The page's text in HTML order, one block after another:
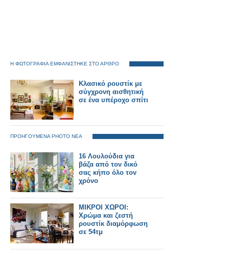
Η ΦΩΤΟΓΡΑΦΙΑ ΕΜΦΑΝΙΣΤΗΚΕ ΣΤΟ ΑΡΘΡΟ
Κλασικό ρουστίκ με
σύγχρονη αισθητική
σε ένα υπέροχο σπίτι
ΠΡΟΗΓΟΥΜΕΝΑ PHOTO ΝΕΑ
16 Λουλούδια για
βάζα από τον δικό
σας κήπο όλο τον
χρόνο
ΜΙΚΡΟΙ ΧΩΡΟΙ:
Χρώμα και ζεστή
ρουστίκ διαμόρφωση
σε 54τμ